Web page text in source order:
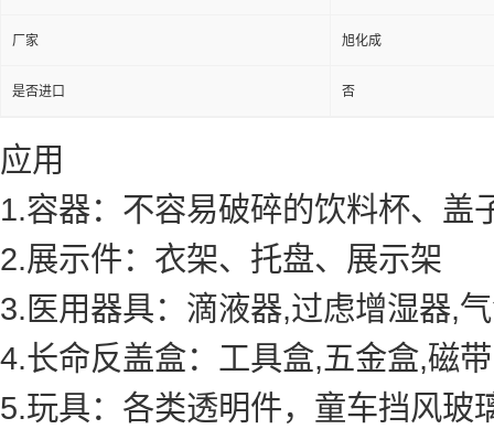
厂家 旭化成
是否进口 否
应用
1.容器：不容易破碎的饮料杯、盖
2.展示件：衣架、托盘、展示架
3.医用器具：滴液器,过虑增湿器,
4.长命反盖盒：工具盒,五金盒,磁
5.玩具：各类透明件，童车挡风玻